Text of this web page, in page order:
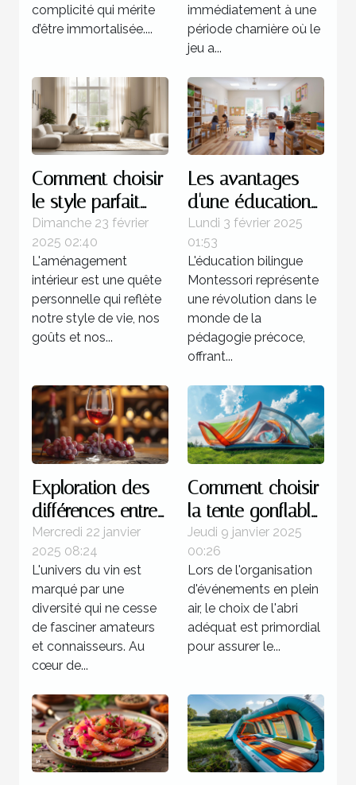
complicité qui mérite
d’être immortalisée....
immédiatement à une
période charnière où le
jeu a...
Comment choisir
le style parfait
pour votre
aménagement
intérieur
Dimanche 23 février
2025 02:40
L'aménagement
intérieur est une quête
personnelle qui reflète
notre style de vie, nos
goûts et nos...
Les avantages
d'une éducation
bilingue
Montessori dès la
petite enfance
Lundi 3 février 2025
01:53
L'éducation bilingue
Montessori représente
une révolution dans le
monde de la
pédagogie précoce,
offrant...
Exploration des
différences entre
les vins de la rive
gauche et de la
rive droite
Mercredi 22 janvier
2025 08:24
L'univers du vin est
marqué par une
diversité qui ne cesse
de fasciner amateurs
et connaisseurs. Au
cœur de...
Comment choisir
la tente gonflable
idéale pour vos
événements
Jeudi 9 janvier 2025
00:26
Lors de l'organisation
d'événements en plein
air, le choix de l'abri
adéquat est primordial
pour assurer le...